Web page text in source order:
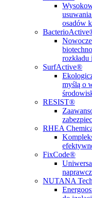
osadów
rozkładu
SurfActive®
myślą o
RESIST®
RHEA
FixCode®
NUTANA